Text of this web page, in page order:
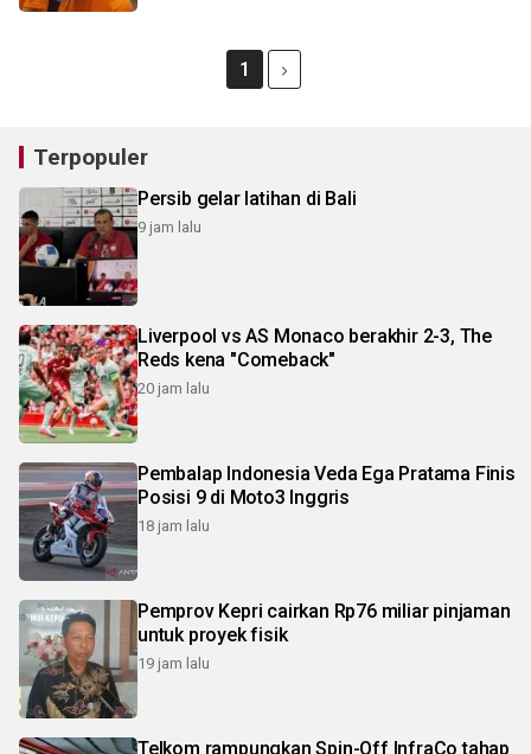
1
Terpopuler
Persib gelar latihan di Bali
9 jam lalu
Liverpool vs AS Monaco berakhir 2-3, The
Reds kena "Comeback"
20 jam lalu
Pembalap Indonesia Veda Ega Pratama Finis
Posisi 9 di Moto3 Inggris
18 jam lalu
Pemprov Kepri cairkan Rp76 miliar pinjaman
untuk proyek fisik
19 jam lalu
Telkom rampungkan Spin-Off InfraCo tahap